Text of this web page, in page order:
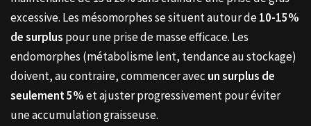
excessive. Les mésomorphes se situent autour de10-15%
de surplus pour une prise de masse efficace. Les
endomorphes (métabolisme lent, tendance au stockage)
doivent, au contraire, commencer avec un surplus de
seulement 5%et ajuster progressivement pour éviter
une accumulation graisseuse.